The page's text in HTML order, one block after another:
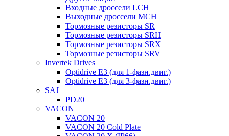
Входные дроссели LCH
Выходные дроссели MCH
Тормозные резисторы SR
Тормозные резисторы SRH
Тормозные резисторы SRX
Тормозные резисторы SRV
Invertek Drives
Optidrive E3 (для 1-фазн.двиг.)
Optidrive E3 (для 3-фазн.двиг.)
SAJ
PD20
VACON
VACON 20
VACON 20 Cold Plate